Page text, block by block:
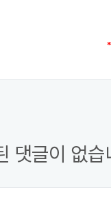
댓글이 없습